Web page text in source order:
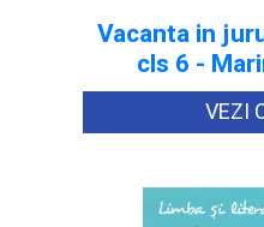
Vacanta in
cls 6 -
VEZI